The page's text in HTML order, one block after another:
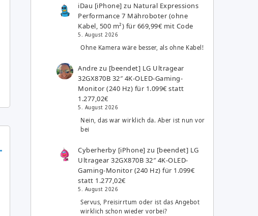
iDau [iPhone] zu Natural Expressions
Performance 7 Mähroboter (ohne
Kabel, 500 m²) für 669,99€ mit Code
5. August 2026
Ohne Kamera wäre besser, als ohne Kabel!
Andre zu [beendet] LG Ultragear
32GX870B 32″ 4K-OLED-Gaming-
Monitor (240 Hz) für 1.099€ statt
1.277,02€
5. August 2026
Nein, das war wirklich da. Aber ist nun vor
bei
Cyberherby [iPhone] zu [beendet] LG
Ultragear 32GX870B 32″ 4K-OLED-
Gaming-Monitor (240 Hz) für 1.099€
statt 1.277,02€
5. August 2026
Servus, Preisirrtum oder ist das Angebot
wirklich schon wieder vorbei?